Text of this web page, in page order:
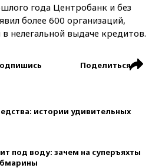
года Центробанк и без
более 600 организаций,
нелегальной выдаче кредитов.
Поделиться
истории удивительных
под воду: зачем на суперъяхты